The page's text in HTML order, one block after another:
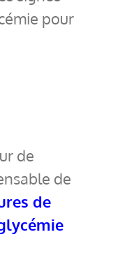
pour
de
de
de